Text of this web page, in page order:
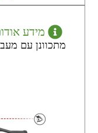
מידע
מתכוונן עם